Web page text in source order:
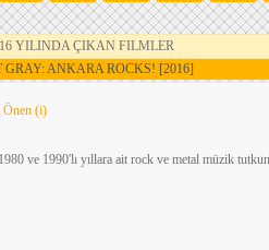
YILINDA ÇIKAN FILMLER
ANKARA ROCKS! [2016]
(i)
ve 1990'lı yıllara ait rock ve metal müzik